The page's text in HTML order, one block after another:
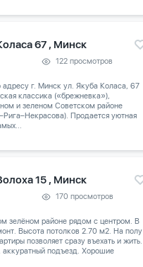
67 , Минск
122 просмотров
адресу г. Минск ул. Якуба Коласа, 67
классика («брежневка»),
и зеленом Советском районе
Продается уютная
15 , Минск
170 просмотров
зелёном районе рядом с центром. В
Высота потолков 2.70 м2. На полу
позволяет сразу въехать и жить.
аккуратный подъезд. Хорошие